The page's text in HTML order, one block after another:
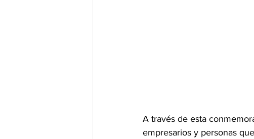
A través de esta
empresarios y personas